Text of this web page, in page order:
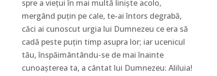
spre a vieţui în mai multă linişte acolo,
mergând puţin pe cale, te-ai întors degrabă,
căci ai cunoscut urgia lui Dumnezeu ce era să
cadă peste puţin timp asupra lor; iar ucenicul
tău, înspăimântându-se de mai înainte
cunoaşterea ta, a cântat lui Dumnezeu: Aliluia!